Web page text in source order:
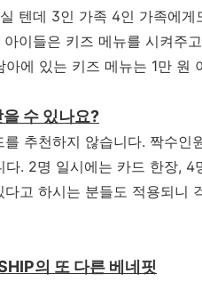
텐데 3인 가족 4인 가족에
이들은 키즈 메뉴를 시켜주
에 있는 키즈 메뉴는 1만 원
수 있나요?
추천하지 않습니다. 짝수
다. 2명 일시에는 카드 한장,
고 하시는 분들도 적용되니
의 또 다른 베네핏